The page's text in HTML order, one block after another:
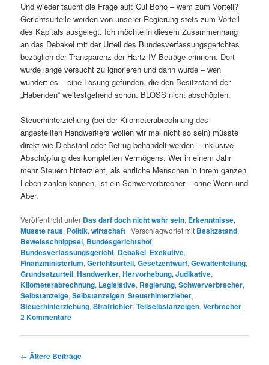
Und wieder taucht die Frage auf: Cui Bono – wem zum Vorteil?
Gerichtsurteile werden von unserer Regierung stets zum Vorteil
des Kapitals ausgelegt. Ich möchte in diesem Zusammenhang
an das Debakel mit der Urteil des Bundesverfassungsgerichtes
bezüglich der Transparenz der Hartz-IV Beträge erinnern. Dort
wurde lange versucht zu ignorieren und dann wurde – wen
wundert es – eine Lösung gefunden, die den Besitzstand der
„Habenden“ weitestgehend schon. BLOSS nicht abschöpfen.
Steuerhinterziehung (bei der Kilometerabrechnung des
angestellten Handwerkers wollen wir mal nicht so sein) müsste
direkt wie Diebstahl oder Betrug behandelt werden – inklusive
Abschöpfung des kompletten Vermögens. Wer in einem Jahr
mehr Steuern hinterzieht, als ehrliche Menschen in ihrem ganzen
Leben zahlen können, ist ein Schwerverbrecher – ohne Wenn und
Aber.
Veröffentlicht unter Das darf doch nicht wahr sein, Erkenntnisse,
Musste raus, Politik,wirtschaft |Verschlagwortet mit Besitzstand,
Beweisschnippsel, Bundesgerichtshof,
Bundesverfassungsgericht, Debakel, Exekutive,
Finanzministerium,Gerichtsurteil,Gesetzentwurf,Gewaltenteilung,
Grundsatzurteil,Handwerker,Hervorhebung,Judikative,
Kilometerabrechnung, Legislative, Regierung,Schwerverbrecher,
Selbstanzeige,Selbstanzeigen,Steuerhinterzieher,
Steuerhinterziehung,Strafrichter,Teilselbstanzeigen,Verbrecher |
2Kommentare
Beitrags-
← Ältere Beiträge